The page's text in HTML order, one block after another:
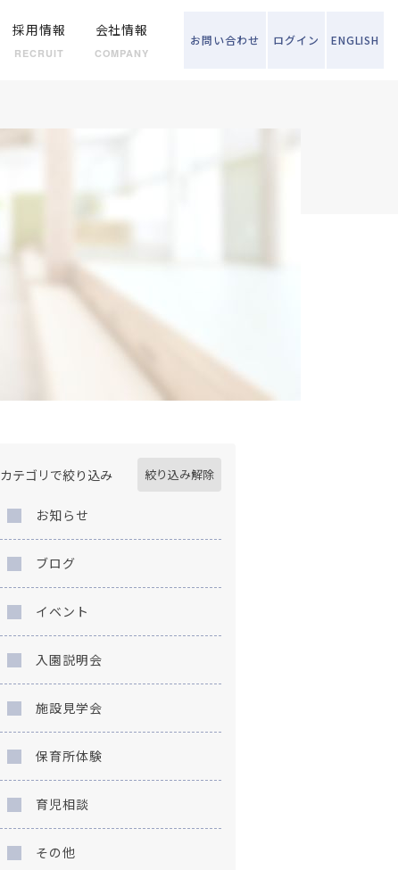
ログイン
お問い合わせ ENGLISH
採用情報
RECRUIT
会社情報
COMPANY
カテゴリで絞り込み 絞り込み解除
お知らせ
ブログ
イベント
入園説明会
施設見学会
保育所体験
育児相談
その他